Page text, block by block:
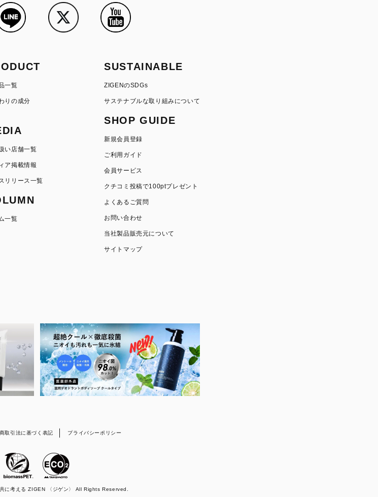
一覧
りの成分
い店舗一覧
ア掲載情報
リリース一覧
一覧
SUSTAINABLE
ZIGENのSDGs
サステナブルな取り組みについて
SHOP GUIDE
新規会員登録
ご利用ガイド
会員サービス
クチコミ投稿で100ptプレゼント
よくあるご質問
お問い合わせ
当社製品販売元について
サイトマップ
取引法に基づく表記 プライバシーポリシー
に考える ZIGEN 〈ジゲン〉 All Rights Reserved.